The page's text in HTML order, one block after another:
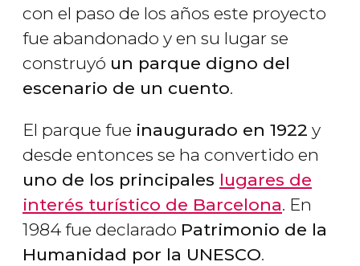
con el paso de los años este proyecto
fue abandonado y en su lugar se
construyó un parque digno del
escenario de un cuento.
El parque fue inaugurado en 1922 y
desde entonces se ha convertido en
uno de los principales lugares de
interés turístico de Barcelona. En
1984 fue declarado Patrimonio de la
Humanidad por la UNESCO.